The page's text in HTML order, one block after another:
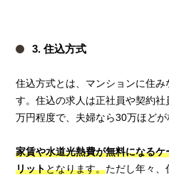
3. 住込方式
住込方式とは、マンションに住
す。住込の求人は正社員や契約
万円程度で、夫婦なら30万ほどが
家賃や水道光熱費が無料になる
リットとなります。ただし年々、